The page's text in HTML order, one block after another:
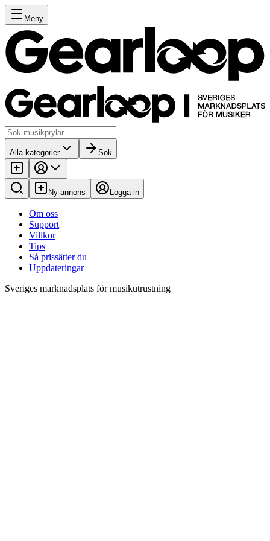
Meny
Alla kategorier Sök
Ny annons Logga in
Om oss
Support
Villkor
Tips
Så prissätter du
Uppdateringar
Sveriges marknadsplats för musikutrustning